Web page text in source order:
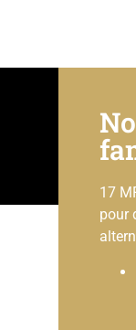
17
pour